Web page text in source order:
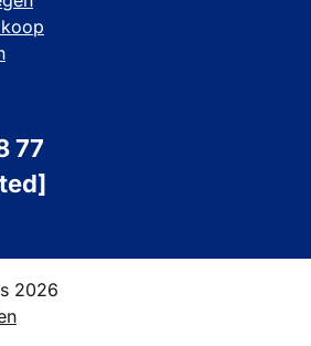
77
2026